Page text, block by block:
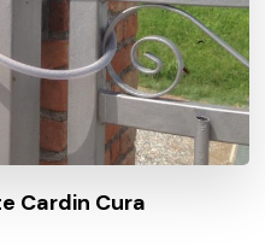
Cardin Cura